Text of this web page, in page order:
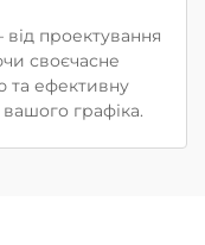
проектування
своєчасне
та ефективну
графіка.